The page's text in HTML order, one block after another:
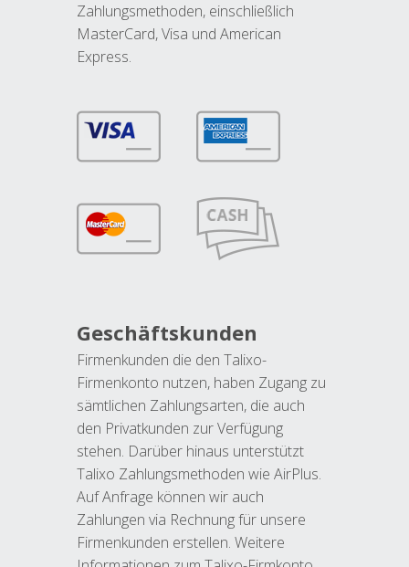
Zahlungsmethoden, einschließlich
MasterCard, Visa und American
Express.
Geschäftskunden
Firmenkunden die den Talixo-
Firmenkonto nutzen, haben Zugang zu
sämtlichen Zahlungsarten, die auch
den Privatkunden zur Verfügung
stehen. Darüber hinaus unterstützt
Talixo Zahlungsmethoden wie AirPlus.
Auf Anfrage können wir auch
Zahlungen via Rechnung für unsere
Firmenkunden erstellen. Weitere